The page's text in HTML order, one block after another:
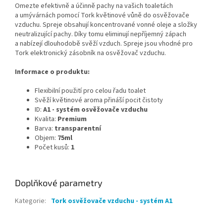
Omezte efektivně a účinně pachy na vašich toaletách
a umývárnách pomocí Tork květinové vůně do osvěžovače
vzduchu. Spreje obsahují koncentrované vonné oleje a složky
neutralizující pachy. Díky tomu eliminují nepříjemný zápach
a nabízejí dlouhodobě svěží vzduch. Spreje jsou vhodné pro
Tork elektronický zásobník na osvěžovač vzduchu.
Informace o produktu:
Flexibilní použití pro celou řadu toalet
Svěží květinové aroma přináší pocit čistoty
ID: A1 - systém osvěžovače vzduchu
Kvalita: Premium
Barva: transparentní
Objem: 75ml
Počet kusů: 1
Doplňkové parametry
Kategorie: Tork osvěžovače vzduchu - systém A1